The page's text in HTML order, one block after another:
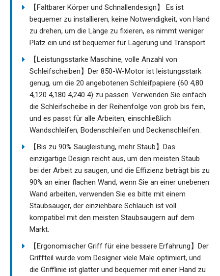
【Faltbarer Körper und Schnallendesign】 Es ist
bequemer zu installieren, keine Notwendigkeit, von Hand
zu drehen, um die Länge zu fixieren, es nimmt weniger
Platz ein und ist bequemer für Lagerung und Transport.
【Leistungsstarke Maschine, volle Anzahl von
Schleifscheiben】Der 850-W-Motor ist leistungsstark
genug, um die 20 angebotenen Schleifpapiere (60 4,80
4,120 4,180 4,240 4) zu passen. Verwenden Sie einfach
die Schleifscheibe in der Reihenfolge von grob bis fein,
und es passt für alle Arbeiten, einschließlich
Wandschleifen, Bodenschleifen und Deckenschleifen.
【Bis zu 90% Saugleistung, mehr Staub】Das
einzigartige Design reicht aus, um den meisten Staub
bei der Arbeit zu saugen, und die Effizienz beträgt bis zu
90% an einer flachen Wand, wenn Sie an einer unebenen
Wand arbeiten, verwenden Sie es bitte mit einem
Staubsauger, der einziehbare Schlauch ist voll
kompatibel mit den meisten Staubsaugern auf dem
Markt.
【Ergonomischer Griff für eine bessere Erfahrung】Der
Griffteil wurde vom Designer viele Male optimiert, und
die Grifflinie ist glatter und bequemer mit einer Hand zu